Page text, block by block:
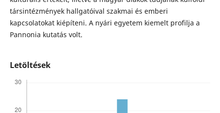
társintézmények hallgatóival szakmai és emberi
kapcsolatokat kiépíteni. A nyári egyetem kiemelt profilja a
Pannonia kutatás volt.
Letöltések